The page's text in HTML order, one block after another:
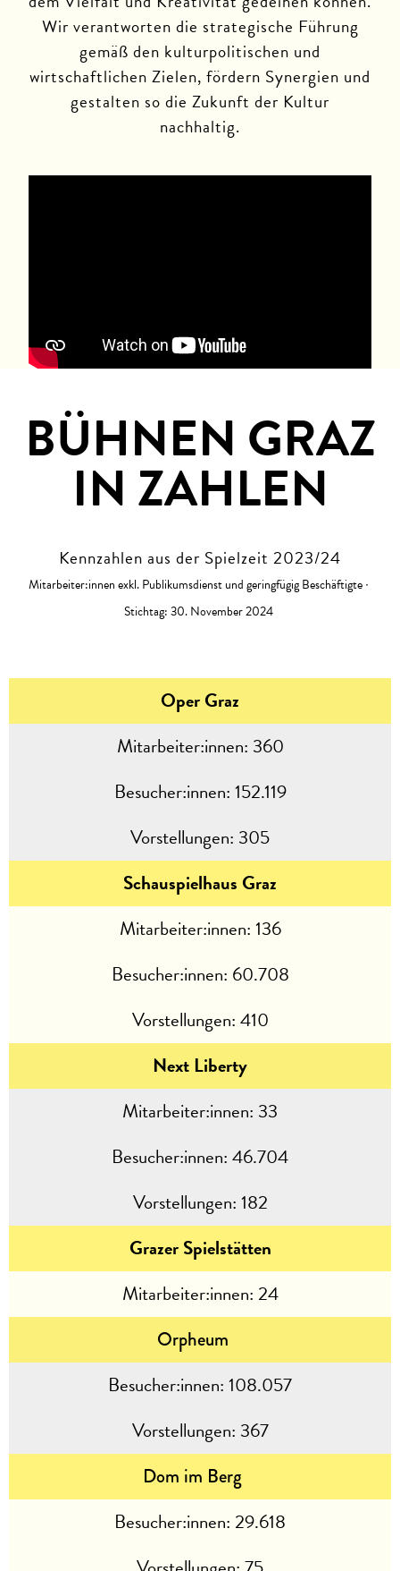
Wir verantworten die strategische Führung
gemäß den kulturpolitischen und
wirtschaftlichen Zielen, fördern Synergien und
gestalten so die Zukunft der Kultur
nachhaltig.
BÜHNEN GRAZ
IN ZAHLEN
Kennzahlen aus der Spielzeit 2023/24
Mitarbeiter:innen exkl. Publikumsdienst und geringfügig Beschäftigte ∙
Stichtag: 30. November 2024
Oper Graz
Mitarbeiter:innen: 360
Besucher:innen:152.119
Vorstellungen: 305
Schauspielhaus Graz
Mitarbeiter:innen:136
Besucher:innen: 60.708
Vorstellungen:410
Next Liberty
Mitarbeiter:innen: 33
Besucher:innen:46.704
Vorstellungen:182
Grazer Spielstätten
Mitarbeiter:innen: 24
Orpheum
Besucher:innen:108.057
Vorstellungen: 367
Dom im Berg
Besucher:innen: 29.618